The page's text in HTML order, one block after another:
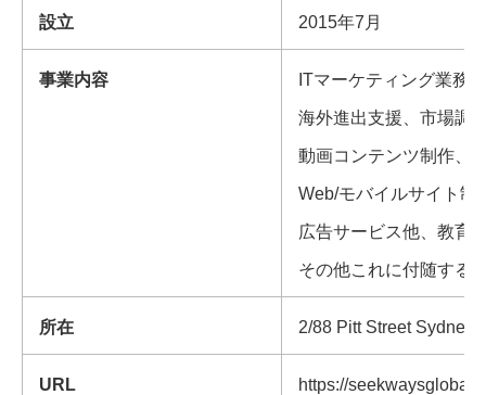
設立 2015年7月
事業内容 ITマーケティング業務
海外進出支援、市場調
動画コンテンツ制作、
Web/モバイルサイト制
広告サービス他、教育
その他これに付随する
所在 2/88 Pitt Street Sydney
URL https://